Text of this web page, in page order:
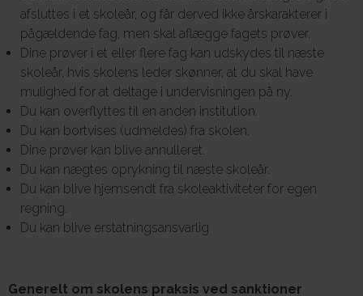
afsluttes i et skoleår, og får derved ikke årskarakterer i
pågældende fag, men skal aflægge fagets prøver.
Dine prøver i et eller flere fag kan udskydes til næste
skoleår, hvis skolens leder skønner, at du skal have
mulighed for at deltage i undervisningen på ny.
Du kan overflyttes til en anden institution.
Du kan bortvises (udmeldes) fra skolen.
Dine prøver kan blive annulleret.
Du kan nægtes oprykning til næste skoleår.
Du kan blive hjemsendt fra skoleaktiviteter for egen
regning.
Du kan blive erstatningsansvarlig
Generelt om skolens praksis ved sanktioner